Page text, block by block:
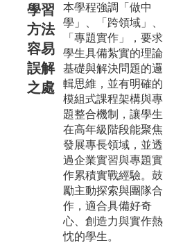
學習
方法
容易
誤解
之處
本學程強調「做中
學」、「跨領域」、
「專題實作」，要求
學生具備紮實的理論
基礎與解決問題的邏
輯思維，並有明確的
模組式課程架構與專
題整合機制，讓學生
在高年級階段能聚焦
發展專長領域，並透
過企業實習與專題實
作累積實戰經驗。鼓
勵主動探索與團隊合
作，適合具備好奇
心、創造力與實作熱
忱的學生。